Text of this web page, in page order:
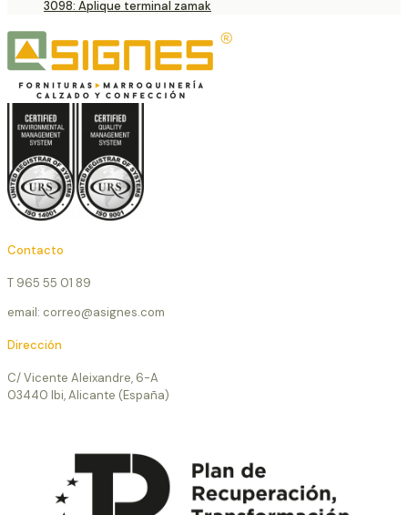
3098: Aplique terminal zamak
Contacto
T 965 55 01 89
email: correo@asignes.com
Dirección
C/ Vicente Aleixandre, 6-A
03440 Ibi, Alicante (España)